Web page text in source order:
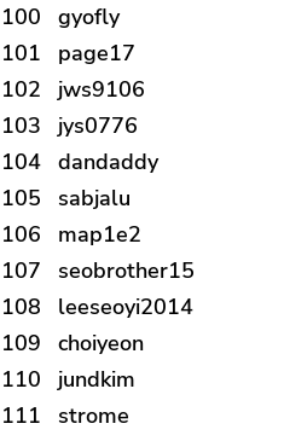
100
gyofly
101
page17
102
jws9106
103
jys0776
104 dandaddy
105
sabjalu
106
map1e2
107
seobrother15
108
leeseoyi2014
109
choiyeon
110
jundkim
111
strome